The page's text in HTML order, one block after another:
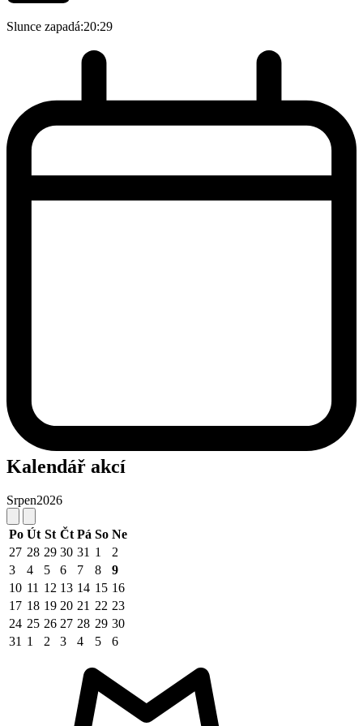
Slunce zapadá:20:29
Kalendář akcí
Srpen2026
Po Út St Čt Pá So Ne
27 28 29 30 31 1
2
3
4 5 6 7 8
9
10 11 12 13 14 15 16
17 18 19 20 21 22 23
24 25 26 27 28 29 30
31 1 2 3 4 5 6